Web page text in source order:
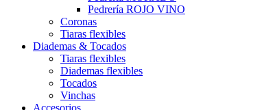
Pedrería ROJO VINO
Coronas
Tiaras flexibles
Diademas & Tocados
Tiaras flexibles
Diademas flexibles
Tocados
Vinchas
Accesorios